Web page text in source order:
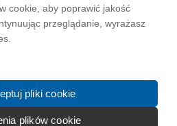
cookie, aby poprawić jakość
przeglądanie, wyrażasz
pliki cookie
plików cookie